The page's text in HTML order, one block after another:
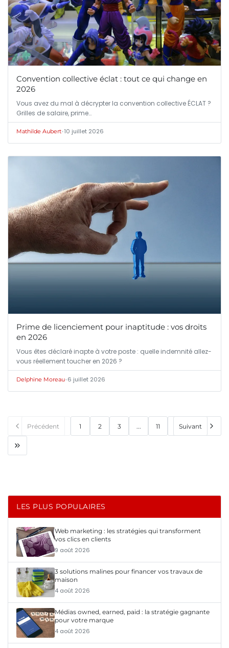
Convention collective éclat : tout ce qui change en
2026
Vous avez du mal à décrypter la convention collective ÉCLAT ?
Grilles de salaire, prime…
Mathilde Aubert•10 juillet 2026
Prime de licenciement pour inaptitude : vos droits
en 2026
Vous êtes déclaré inapte à votre poste : quelle indemnité allez-
vous réellement toucher en 2026 ?
Delphine Moreau•6 juillet 2026
Précédent 1 2 3 ... 11 Suivant
LES PLUS POPULAIRES
Web marketing : les stratégies qui transforment
vos clics en clients
9 août 2026
3 solutions malines pour financer vos travaux de
maison
4 août 2026
Médias owned, earned, paid : la stratégie gagnante
pour votre marque
4 août 2026